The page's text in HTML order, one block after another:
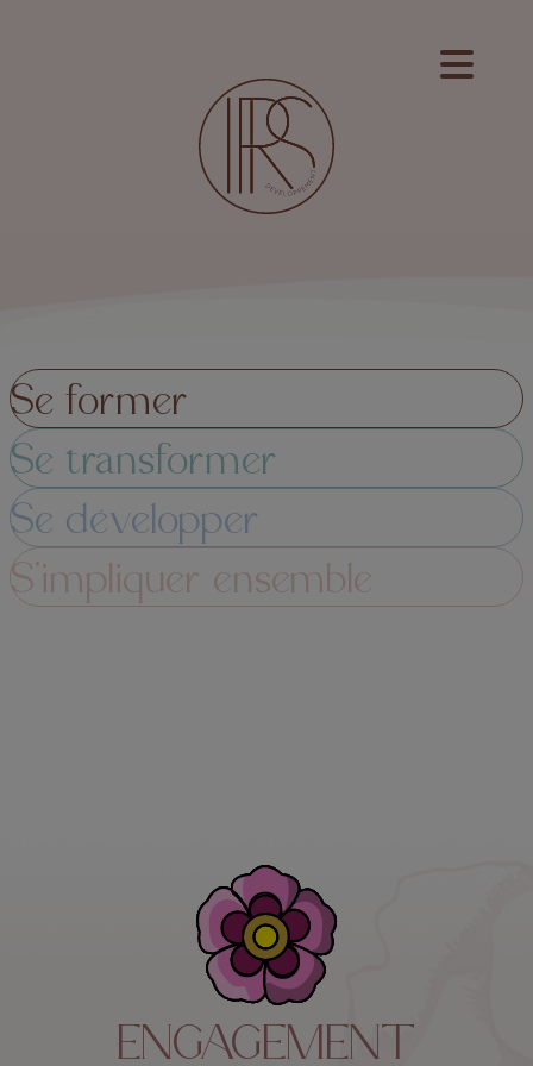
Se former
Se transformer
Se développer
S’impliquer ensemble
ENGAGEMENT